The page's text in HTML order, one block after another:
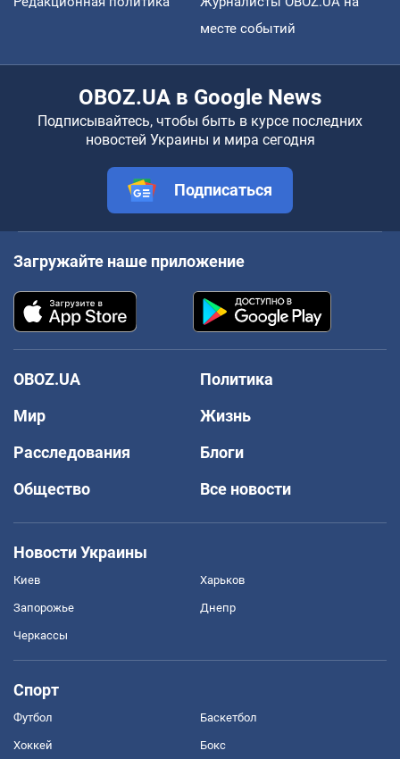
месте событий
OBOZ.UA в Google News
Подписывайтесь, чтобы быть в курсе последних
новостей Украины и мира сегодня
Подписаться
Загружайте наше приложение
OBOZ.UA
Политика
Мир
Жизнь
Расследования
Блоги
Общество
Все новости
Новости Украины
Киев Харьков
Запорожье Днепр
Черкассы
Спорт
Футбол Баскетбол
Хоккей Бокс